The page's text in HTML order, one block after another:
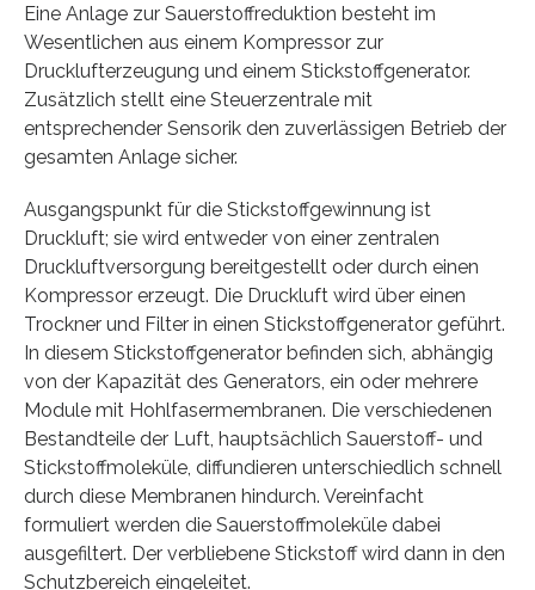
Eine Anlage zur Sauerstoffreduktion besteht im
Wesentlichen aus einem Kompressor zur
Drucklufterzeugung und einem Stickstoffgenerator.
Zusätzlich stellt eine Steuerzentrale mit
entsprechender Sensorik den zuverlässigen Betrieb der
gesamten Anlage sicher.
Ausgangspunkt für die Stickstoffgewinnung ist
Druckluft; sie wird entweder von einer zentralen
Druckluftversorgung bereitgestellt oder durch einen
Kompressor erzeugt. Die Druckluft wird über einen
Trockner und Filter in einen Stickstoffgenerator geführt.
In diesem Stickstoffgenerator befinden sich, abhängig
von der Kapazität des Generators, ein oder mehrere
Module mit Hohlfasermembranen. Die verschiedenen
Bestandteile der Luft, hauptsächlich Sauerstoff- und
Stickstoffmoleküle, diffundieren unterschiedlich schnell
durch diese Membranen hindurch. Vereinfacht
formuliert werden die Sauerstoffmoleküle dabei
ausgefiltert. Der verbliebene Stickstoff wird dann in den
Schutzbereich eingeleitet.